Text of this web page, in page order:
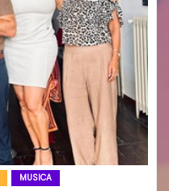
MUSICA